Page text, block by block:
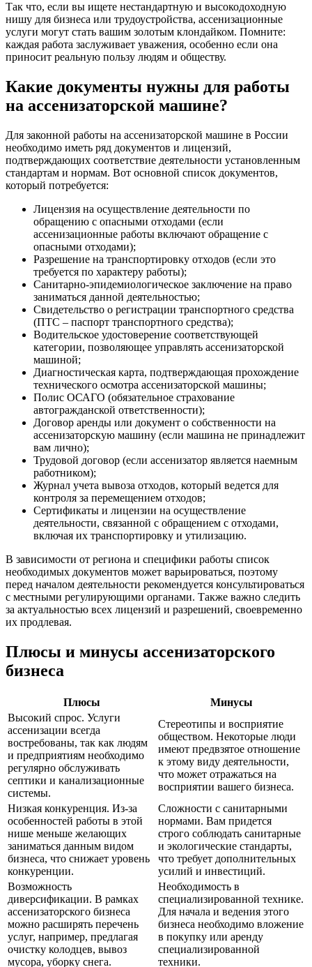
Так что, если вы ищете нестандартную и высокодоходную
нишу для бизнеса или трудоустройства, ассенизационные
услуги могут стать вашим золотым клондайком. Помните:
каждая работа заслуживает уважения, особенно если она
приносит реальную пользу людям и обществу.
Какие документы нужны для работы
на ассенизаторской машине?
Для законной работы на ассенизаторской машине в России
необходимо иметь ряд документов и лицензий,
подтверждающих соответствие деятельности установленным
стандартам и нормам. Вот основной список документов,
который потребуется:
Лицензия на осуществление деятельности по
обращению с опасными отходами (если
ассенизационные работы включают обращение с
опасными отходами);
Разрешение на транспортировку отходов (если это
требуется по характеру работы);
Санитарно-эпидемиологическое заключение на право
заниматься данной деятельностью;
Свидетельство о регистрации транспортного средства
(ПТС – паспорт транспортного средства);
Водительское удостоверение соответствующей
категории, позволяющее управлять ассенизаторской
машиной;
Диагностическая карта, подтверждающая прохождение
технического осмотра ассенизаторской машины;
Полис ОСАГО (обязательное страхование
автогражданской ответственности);
Договор аренды или документ о собственности на
ассенизаторскую машину (если машина не принадлежит
вам лично);
Трудовой договор (если ассенизатор является наемным
работником);
Журнал учета вывоза отходов, который ведется для
контроля за перемещением отходов;
Сертификаты и лицензии на осуществление
деятельности, связанной с обращением с отходами,
включая их транспортировку и утилизацию.
В зависимости от региона и специфики работы список
необходимых документов может варьироваться, поэтому
перед началом деятельности рекомендуется консультироваться
с местными регулирующими органами. Также важно следить
за актуальностью всех лицензий и разрешений, своевременно
их продлевая.
Плюсы и минусы ассенизаторского
бизнеса
Плюсы
Минусы
Высокий спрос. Услуги
ассенизации всегда
востребованы, так как людям
и предприятиям необходимо
регулярно обслуживать
септики и канализационные
системы.
Стереотипы и восприятие
обществом. Некоторые люди
имеют предвзятое отношение
к этому виду деятельности,
что может отражаться на
восприятии вашего бизнеса.
Низкая конкуренция. Из-за
особенностей работы в этой
нише меньше желающих
заниматься данным видом
бизнеса, что снижает уровень
конкуренции.
Сложности с санитарными
нормами. Вам придется
строго соблюдать санитарные
и экологические стандарты,
что требует дополнительных
усилий и инвестиций.
Возможность
диверсификации. В рамках
ассенизаторского бизнеса
можно расширять перечень
услуг, например, предлагая
очистку колодцев, вывоз
мусора, уборку снега.
Необходимость в
специализированной технике.
Для начала и ведения этого
бизнеса необходимо вложение
в покупку или аренду
специализированной
техники.